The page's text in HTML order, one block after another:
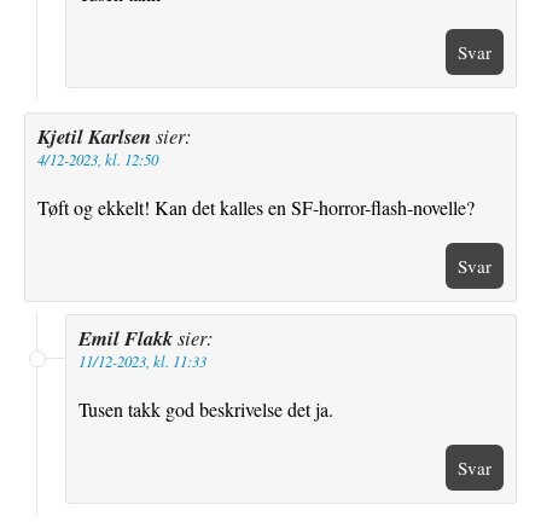
Svar
Kjetil Karlsen sier:
4/12-2023, kl. 12:50
Tøft og ekkelt! Kan det kalles en SF-horror-flash-novelle?
Svar
Emil Flakksier:
11/12-2023, kl. 11:33
Tusen takk god beskrivelse det ja.
Svar